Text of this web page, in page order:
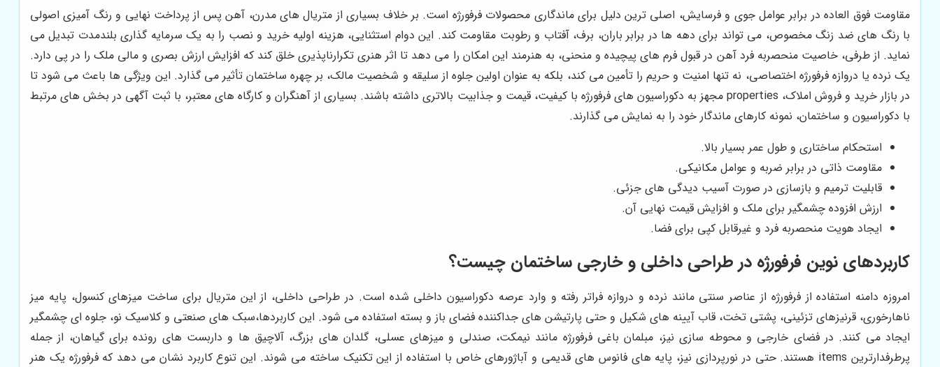
مقاومت فوق العاده در برابر عوامل جوی و فرسایش، اصلی ترین دلیل برای ماندگاری محصولات فرفورژه است. بر خلاف بسیاری از متریال های مدرن، آهن پس از پرداخت نهایی و رنگ آمیزی اصولی
با رنگ های ضد زنگ مخصوص، می تواند برای دهه ها در برابر باران، برف، آفتاب و رطوبت مقاومت کند. این دوام استثنایی، هزینه اولیه خرید و نصب را به یک سرمایه گذاری بلندمدت تبدیل می
نماید. از طرفی، خاصیت منحصربه فرد آهن در قبول فرم های پیچیده و منحنی، به هنرمند این امکان را می دهد تا اثر هنری تکرارناپذیری خلق کند که افزایش ارزش بصری و مالی ملک را در پی دارد.
یک نرده یا دروازه فرفورژه اختصاصی، نه تنها امنیت و حریم را تأمین می کند، بلکه به عنوان اولین جلوه از سلیقه و شخصیت مالک، بر چهره ساختمان تأثیر می گذارد. این ویژگی ها باعث می شود تا
در بازار خرید و فروش املاک، properties مجهز به دکوراسیون های فرفورژه با کیفیت، قیمت و جذابیت بالاتری داشته باشند. بسیاری از آهنگران و کارگاه های معتبر، با ثبت آگهی در بخش های مرتبط
با دکوراسیون و ساختمان، نمونه کارهای ماندگار خود را به نمایش می گذارند.
استحکام ساختاری و طول عمر بسیار بالا.
مقاومت ذاتی در برابر ضربه و عوامل مکانیکی.
قابلیت ترمیم و بازسازی در صورت آسیب دیدگی های جزئی.
ارزش افزوده چشمگیر برای ملک و افزایش قیمت نهایی آن.
ایجاد هویت منحصربه فرد و غیرقابل کپی برای فضا.
کاربردهای نوین فرفورژه در طراحی داخلی و خارجی ساختمان چیست؟
امروزه دامنه استفاده از فرفورژه از عناصر سنتی مانند نرده و دروازه فراتر رفته و وارد عرصه دکوراسیون داخلی شده است. در طراحی داخلی، از این متریال برای ساخت میزهای کنسول، پایه میز
ناهارخوری، قرنیزهای تزئینی، پشتی تخت، قاب آیینه های شکیل و حتی پارتیشن های جداکننده فضای باز و بسته استفاده می شود. این کاربردها،سبک های صنعتی و کلاسیک نو، جلوه ای چشمگیر
ایجاد می کنند. در فضای خارجی و محوطه سازی نیز، مبلمان باغی فرفورژه مانند نیمکت، صندلی و میزهای عسلی، گلدان های بزرگ، آلاچیق ها و داربست های رونده برای گیاهان، از جمله
پرطرفدارترین items هستند. حتی در نورپردازی نیز، پایه های فانوس های قدیمی و آباژورهای خاص با استفاده از این تکنیک ساخته می شوند. این تنوع کاربرد نشان می دهد که فرفورژه یک هنر